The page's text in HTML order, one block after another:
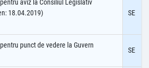
aviz la Consiliul Legislativ
18.04.2019)
SE
punct de vedere la Guvern
SE